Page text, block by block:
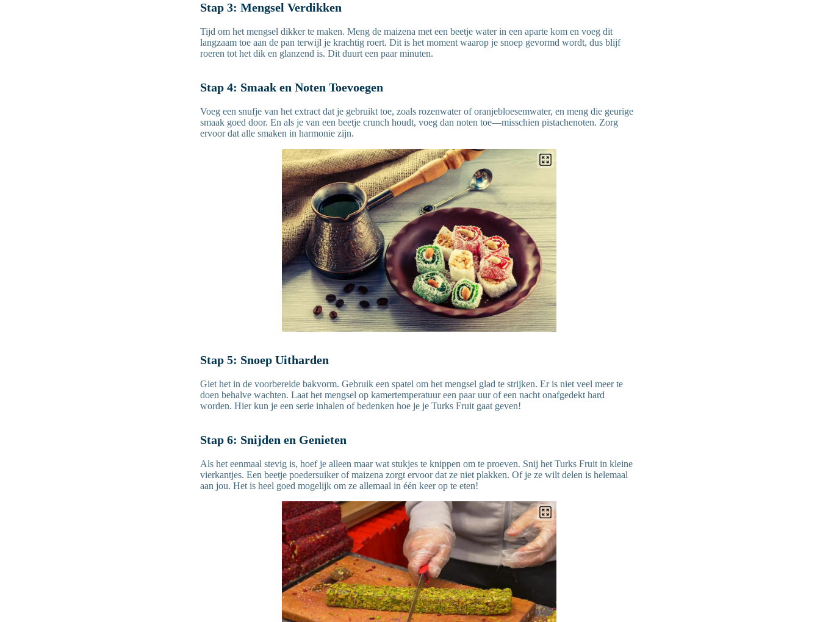
Stap 3: Mengsel Verdikken
Tijd om het mengsel dikker te maken. Meng de maizena met een beetje water in een aparte kom en voeg dit
langzaam toe aan de pan terwijl je krachtig roert. Dit is het moment waarop je snoep gevormd wordt, dus blijf
roeren tot het dik en glanzend is. Dit duurt een paar minuten.
Stap 4: Smaak en Noten Toevoegen
Voeg een snufje van het extract dat je gebruikt toe, zoals rozenwater of oranjebloesemwater, en meng die geurige
smaak goed door. En als je van een beetje crunch houdt, voeg dan noten toe—misschien pistachenoten. Zorg
ervoor dat alle smaken in harmonie zijn.
Stap 5: Snoep Uitharden
Giet het in de voorbereide bakvorm. Gebruik een spatel om het mengsel glad te strijken. Er is niet veel meer te
doen behalve wachten. Laat het mengsel op kamertemperatuur een paar uur of een nacht onafgedekt hard
worden. Hier kun je een serie inhalen of bedenken hoe je je Turks Fruit gaat geven!
Stap 6: Snijden en Genieten
Als het eenmaal stevig is, hoef je alleen maar wat stukjes te knippen om te proeven. Snij het Turks Fruit in kleine
vierkantjes. Een beetje poedersuiker of maizena zorgt ervoor dat ze niet plakken. Of je ze wilt delen is helemaal
aan jou. Het is heel goed mogelijk om ze allemaal in één keer op te eten!